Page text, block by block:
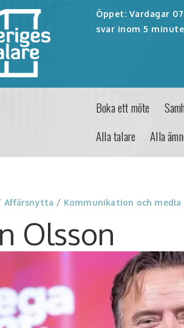
Öppet: Vardagar
svar inom 5
Boka ett möte
Alla talare
Alla
Affärsnytta / Kommunikation och media
Olsson